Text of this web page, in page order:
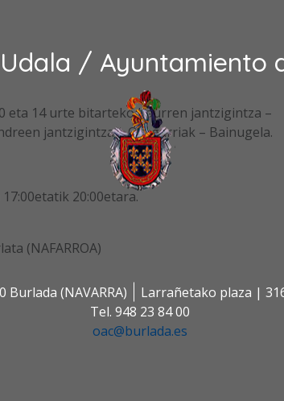
/ Ayuntamiento
Burlada (NAVARRA)
Larrañetako plaza |
Tel. 948 23 84 00
oac@burlada.es
eta 14 urte bitarteko haurren jantzigintza –
jantzigintza – Osagarriak – Bainugela.
20:00etara.
(NAFARROA)